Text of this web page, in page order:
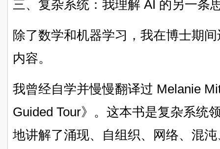
三、复杂系统：我理解 AI 的另一条
除了数学和机器学习，我在博士期
内容。
我曾经自学并慢慢翻译过 Melanie
Guided Tour》。这本书是复杂系统
地讲解了涌现、自组织、网络、混